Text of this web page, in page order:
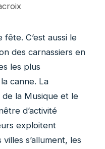
fête. C’est aussi le
des carnassiers en
les plus
canne. La
la Musique et le
d’activité
exploitent
s’allument, les